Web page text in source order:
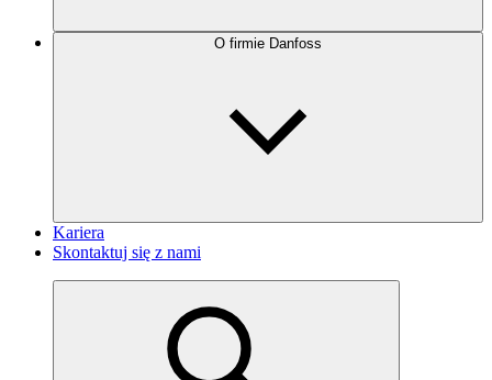
O firmie Danfoss
Kariera
Skontaktuj się z nami